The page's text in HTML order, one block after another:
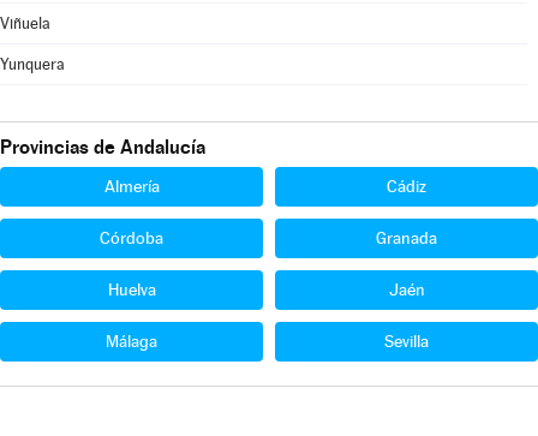
Viñuela
Yunquera
Provincias de Andalucía
Almería Cádiz
Córdoba Granada
Huelva Jaén
Málaga Sevilla